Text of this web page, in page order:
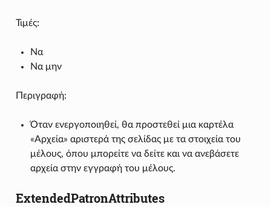
Τιμές:
Να
Να μην
Περιγραφή:
Όταν ενεργοποιηθεί, θα προστεθεί μια καρτέλα
«Αρχεία» αριστερά της σελίδας με τα στοιχεία του
μέλους, όπου μπορείτε να δείτε και να ανεβάσετε
αρχεία στην εγγραφή του μέλους.
ExtendedPatronAttributes